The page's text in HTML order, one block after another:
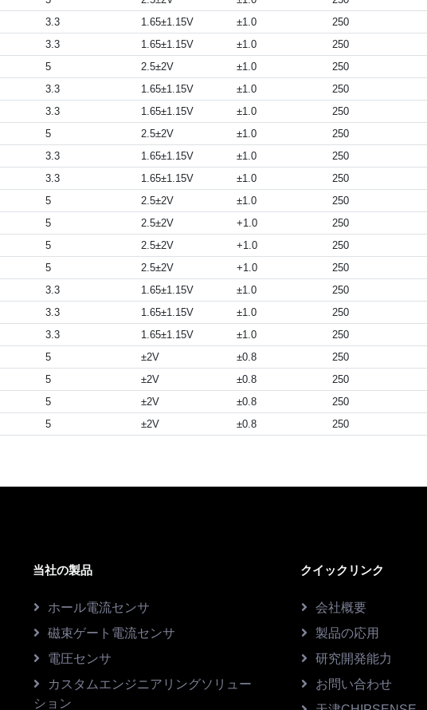
3.3 1.65±1.15V ±1.0 250
3.3 1.65±1.15V ±1.0 250
5 2.5±2V ±1.0 250
3.3 1.65±1.15V ±1.0 250
3.3 1.65±1.15V ±1.0 250
5 2.5±2V ±1.0 250
3.3 1.65±1.15V ±1.0 250
3.3 1.65±1.15V ±1.0 250
5 2.5±2V ±1.0 250
5 2.5±2V +1.0 250
5 2.5±2V +1.0 250
5 2.5±2V +1.0 250
3.3 1.65±1.15V ±1.0 250
3.3 1.65±1.15V ±1.0 250
3.3 1.65±1.15V ±1.0 250
5 ±2V ±0.8 250
5 ±2V ±0.8 250
5 ±2V ±0.8 250
5 ±2V ±0.8 250
当社の製品
ホール電流センサ
磁束ゲート電流センサ
電圧センサ
カスタムエンジニアリングソリュー
ション
クイックリンク
会社概要
製品の応用
研究開発能力
お問い合わせ